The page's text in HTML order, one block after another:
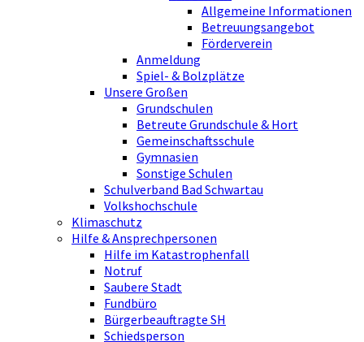
Allgemeine Informationen
Betreuungsangebot
Förderverein
Anmeldung
Spiel- & Bolzplätze
Unsere Großen
Grundschulen
Betreute Grundschule & Hort
Gemeinschaftsschule
Gymnasien
Sonstige Schulen
Schulverband Bad Schwartau
Volkshochschule
Klimaschutz
Hilfe & Ansprechpersonen
Hilfe im Katastrophenfall
Notruf
Saubere Stadt
Fundbüro
Bürgerbeauftragte SH
Schiedsperson